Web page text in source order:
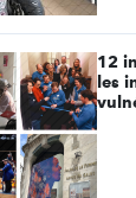
12
les